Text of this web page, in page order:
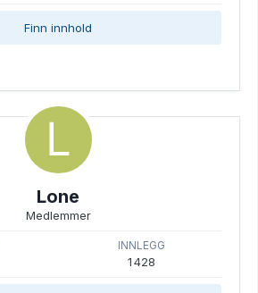
Finn innhold
Lone
Medlemmer
INNLEGG
1 428